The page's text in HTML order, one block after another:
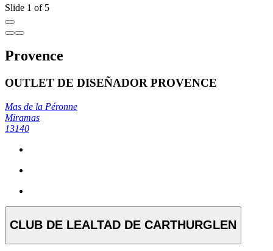
Slide 1 of 5
Provence
OUTLET DE DISEÑADOR PROVENCE
Mas de la Péronne
Miramas
13140
CLUB DE LEALTAD DE CARTHURGLEN